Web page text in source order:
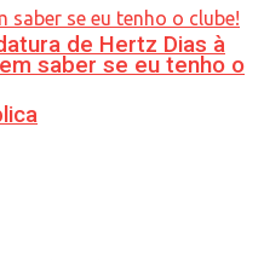
de Hertz Dias à
saber se eu tenho o